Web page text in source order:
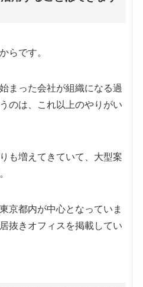
らです。
まった会社が組織になる過
のは、これ以上のやりがい
も増えてきていて、大型案
京都内が中心となっていま
抜きオフィスを掲載してい